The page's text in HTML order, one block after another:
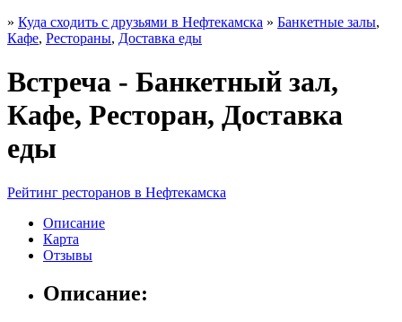
» Куда сходить с друзьями в Нефтекамска » Банкетные залы,
Кафе, Рестораны, Доставка еды
Встреча - Банкетный зал,
Кафе, Ресторан, Доставка
еды
Рейтинг ресторанов в Нефтекамска
Описание
Карта
Отзывы
Описание: